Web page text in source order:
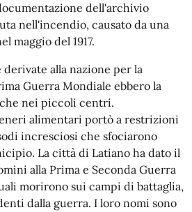
dell'archivio
nell'incendio, causato da una
maggio del 1917.
derivate alla nazione per la
Guerra Mondiale ebbero la
nei piccoli centri.
alimentari portò a restrizioni
incresciosi che sfociarono
La città di Latiano ha dato il
alla Prima e Seconda Guerra
morirono sui campi di battaglia,
dalla guerra. I loro nomi sono